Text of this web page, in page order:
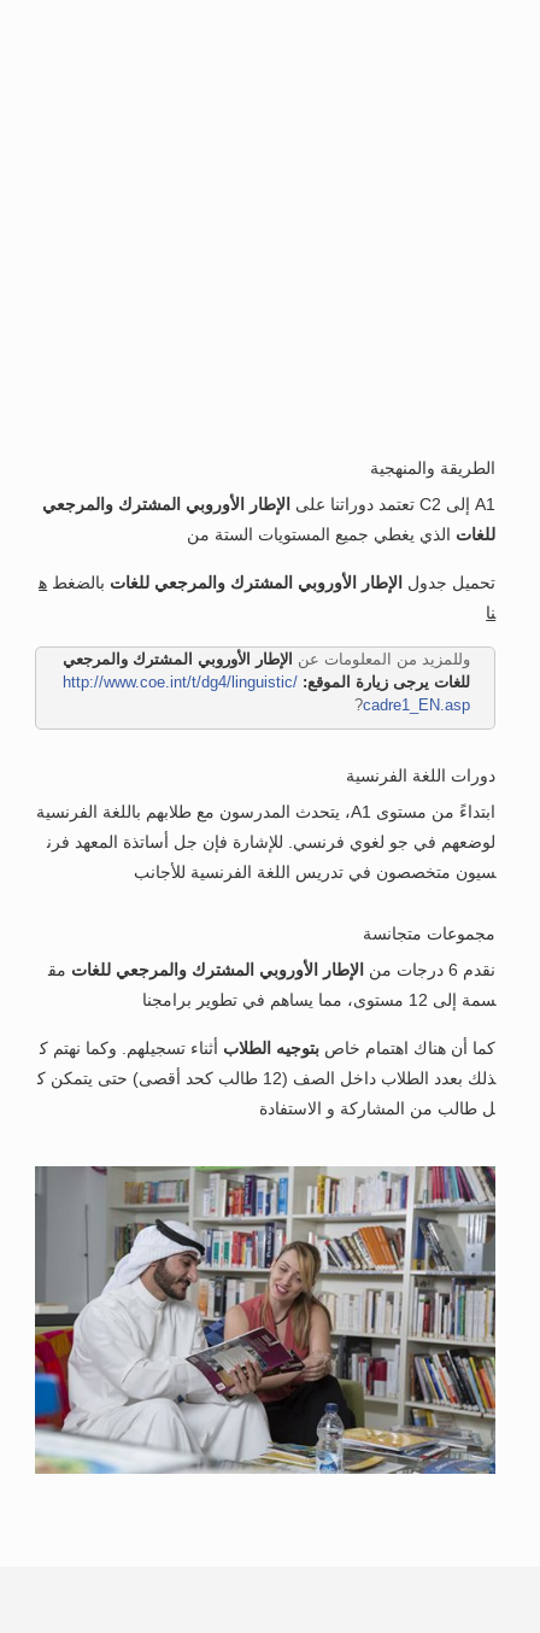
الطريقة والمنهجية
A1 إلى C2 تعتمد دوراتنا على
الإطار الأوروبي المشترك والمرجعي
للغات
الذي يغطي جميع المستويات الستة من
تحميل جدول الإطار الأوروبي المشترك والمرجعي للغات بالضغط ه
نا
وللمزيد من المعلومات عن الإطار الأوروبي المشترك والمرجعي
للغات يرجى زيارة الموقع: http://www.coe.int/t/dg4/linguistic/
cadre1_EN.asp
?
دورات اللغة الفرنسية
ابتداءً من مستوى A1، يتحدث المدرسون مع طلابهم باللغة الفرنسية
لوضعهم في جو لغوي فرنسي. للإشارة فإن جل أساتذة المعهد فرن
سيون متخصصون في تدريس اللغة الفرنسية للأجانب
مجموعات متجانسة
نقدم 6 درجات من الإطار الأوروبي المشترك والمرجعي للغات مق
سمة إلى 12 مستوى، مما يساهم في تطوير برامجنا
كما أن هناك اهتمام خاص بتوجيه الطلاب أثناء تسجيلهم. وكما نهتم ك
ذلك بعدد الطلاب داخل الصف (12 طالب كحد أقصى) حتى يتمكن ك
ل طالب من المشاركة و الاستفادة